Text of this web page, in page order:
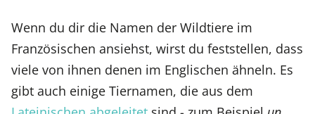
Wenn du dir die Namen der Wildtiere im
Französischen ansiehst, wirst du feststellen, dass
viele von ihnen denen im Englischen ähneln. Es
gibt auch einige Tiernamen, die aus dem